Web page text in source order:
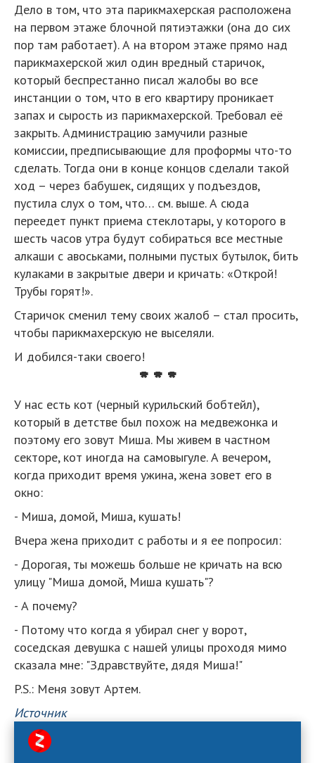
Дело в том, что эта парикмахерская расположена
на первом этаже блочной пятиэтажки (она до сих
пор там работает). А на втором этаже прямо над
парикмахерской жил один вредный старичок,
который беспрестанно писал жалобы во все
инстанции о том, что в его квартиру проникает
запах и сырость из парикмахерской. Требовал её
закрыть. Администрацию замучили разные
комиссии, предписывающие для проформы что-то
сделать. Тогда они в конце концов сделали такой
ход – через бабушек, сидящих у подъездов,
пустила слух о том, что… см. выше. А сюда
переедет пункт приема стеклотары, у которого в
шесть часов утра будут собираться все местные
алкаши с авоськами, полными пустых бутылок, бить
кулаками в закрытые двери и кричать: «Открой!
Трубы горят!».
Старичок сменил тему своих жалоб – стал просить,
чтобы парикмахерскую не выселяли.
И добился-таки своего!
* * *
У нас есть кот (черный курильский бобтейл),
который в детстве был похож на медвежонка и
поэтому его зовут Миша. Мы живем в частном
секторе, кот иногда на самовыгуле. А вечером,
когда приходит время ужина, жена зовет его в
окно:
- Миша, домой, Миша, кушать!
Вчера жена приходит с работы и я ее попросил:
- Дорогая, ты можешь больше не кричать на всю
улицу "Миша домой, Миша кушать"?
- А почему?
- Потому что когда я убирал снег у ворот,
соседская девушка с нашей улицы проходя мимо
сказала мне: "Здравствуйте, дядя Миша!"
P.S.: Меня зовут Артем.
Источник